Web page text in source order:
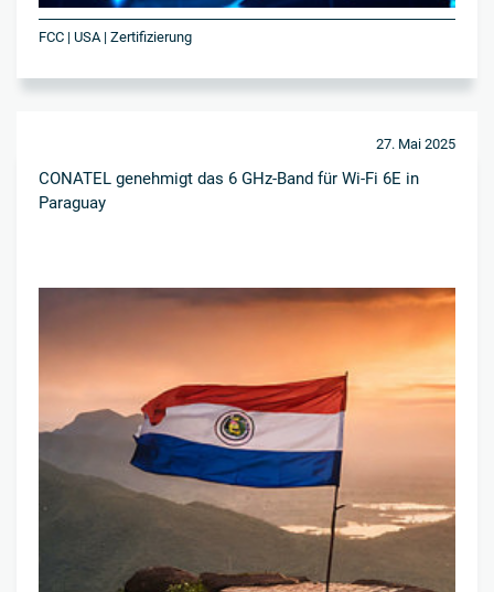
FCC | USA | Zertifizierung
27. Mai 2025
CONATEL genehmigt das 6 GHz-Band für Wi-Fi 6E in
Paraguay